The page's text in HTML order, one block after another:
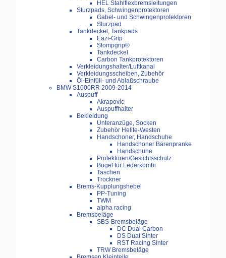
HEL Stahlflexbremsleitungen
Sturzpads, Schwingenprotektoren
Gabel- und Schwingenprotektoren
Sturzpad
Tankdeckel, Tankpads
Eazi-Grip
Stompgrip®
Tankdeckel
Carbon Tankprotektoren
Verkleidungshalter/Luftkanal
Verkleidungsscheiben, Zubehör
Öl-Einfüll- und Ablaßschraube
BMW S1000RR 2009-2014
Auspuff
Akrapovic
Auspuffhalter
Bekleidung
Unteranzüge, Socken
Zubehör Helite-Westen
Handschoner, Handschuhe
Handschoner Bärenpranke
Handschuhe
Protektoren/Gesichtsschutz
Bügel für Lederkombi
Taschen
Trockner
Brems-Kupplungshebel
PP-Tuning
TWM
alpha racing
Bremsbeläge
SBS-Bremsbeläge
DC Dual Carbon
DS Dual Sinter
RST Racing Sinter
TRW Bremsbeläge